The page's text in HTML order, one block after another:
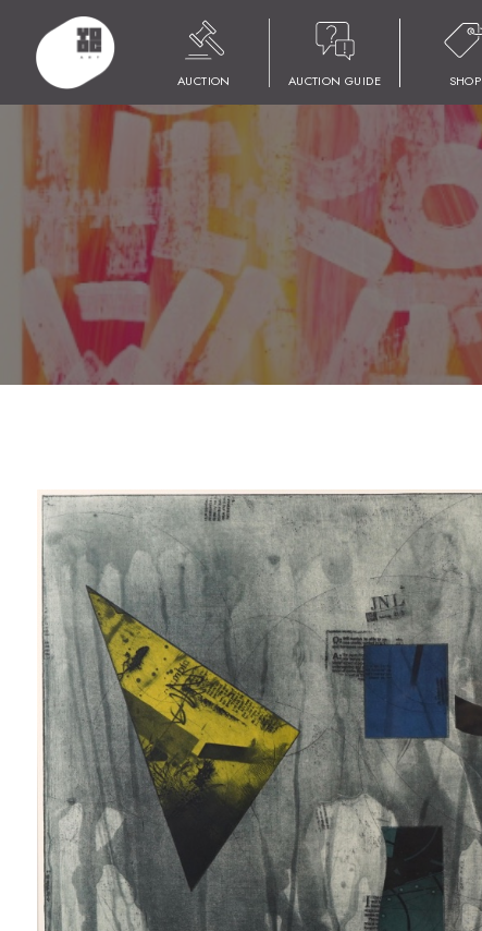
AUCTION AUCTION GUIDE SHOP
HOME YOOC ART AUCTION 021 LOT 104 北野 敏美